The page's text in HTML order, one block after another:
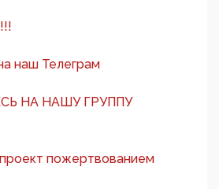
наш Телеграм
НА НАШУ ГРУППУ
пожертвованием